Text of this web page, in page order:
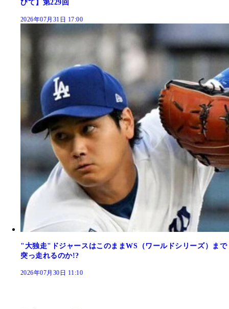
びて】第229回
2026年07月31日 17:00
"大独走"ドジャースはこのままWS（ワールドシリーズ）まで
突っ走れるのか!?
2026年07月30日 11:10